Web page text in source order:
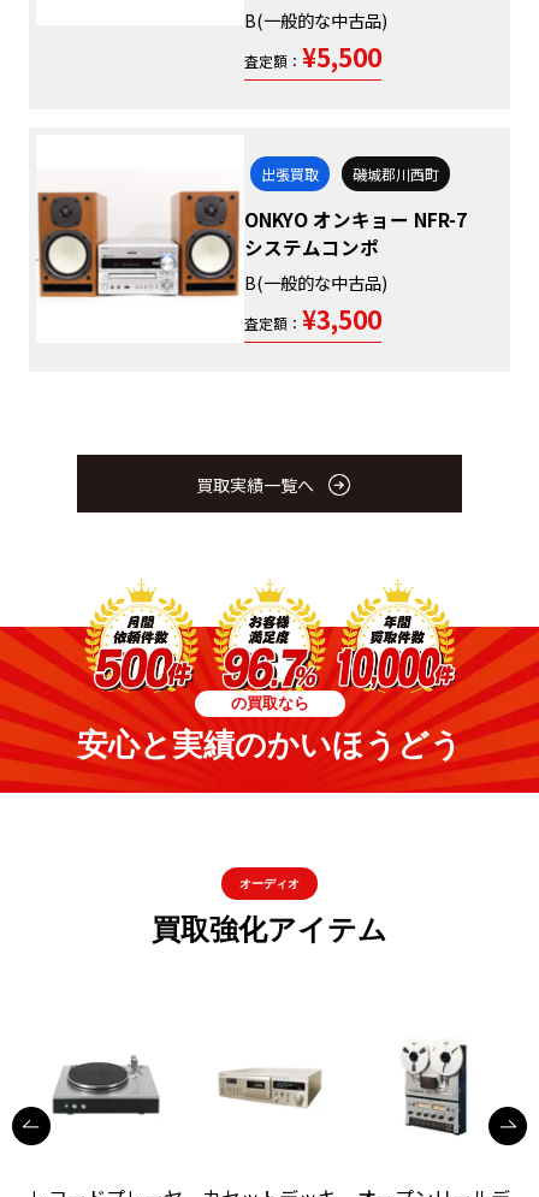
B(一般的な中古品)
査定額： ¥5,500
出張買取 磯城郡川西町
ONKYO オンキョー NFR-7
システムコンポ
B(一般的な中古品)
査定額： ¥3,500
買取実績一覧へ
の買取なら
安心と実績のかいほうどう
オーディオ
買取強化アイテム